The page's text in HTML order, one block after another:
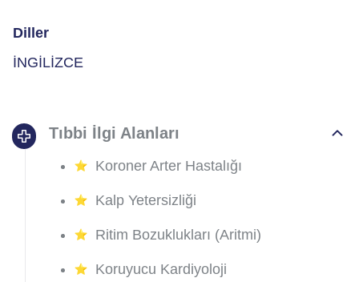
Diller
İNGİLİZCE
Tıbbi İlgi Alanları
Koroner Arter Hastalığı
Kalp Yetersizliği
Ritim Bozuklukları (Aritmi)
Koruyucu Kardiyoloji